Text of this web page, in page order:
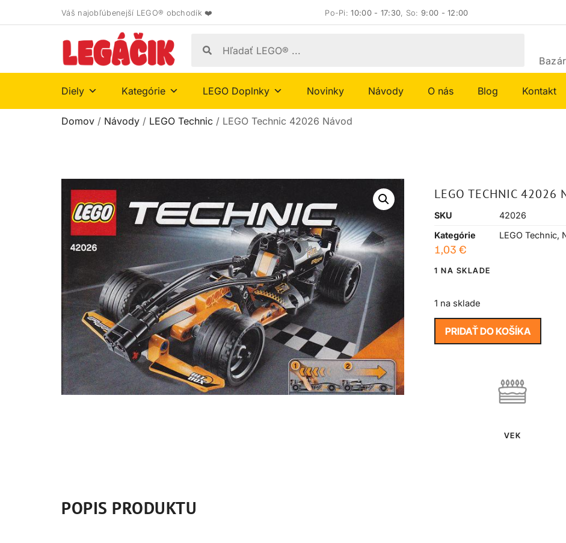
Váš najobľúbenejší LEGO® obchodík ❤️ Po-Pi:10:00 - 17:30, So:9:00 - 12:00
Diely Kategórie LEGO Doplnky Novinky Návody O nás Blog Kontakt
Domov / Návody / LEGO Technic / LEGO Technic 42026 Návod
LEGO TECHNIC 42026
SKU
42026
Kategórie
LEGO Technic,
1,03 €
1 NA SKLADE
1 na sklade
PRIDAŤ DO KOŠÍKA
VEK
POPIS PRODUKTU